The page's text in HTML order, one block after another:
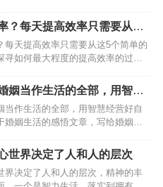
？每天提高效率只需要从这5
开始
每天提高效率只需要从这5个简单的
寻如何最大程度的提高效率的过程
餐，然后努力使自己尽快投入一天
早上就像…
姻当作生活的全部，用智慧
生活
当作生活的全部，用智慧经营好自
婚姻生活的感悟文章，写给婚姻生
好自己的生活，做一个幸福的女
世界决定了人和人的层次
界决定了人和人的层次，精神的丰